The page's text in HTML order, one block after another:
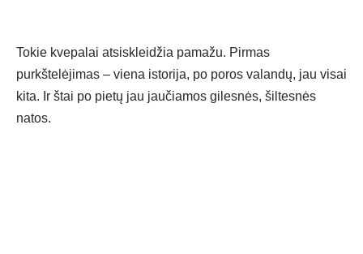
Tokie kvepalai atsiskleidžia pamažu. Pirmas
purkštelėjimas – viena istorija, po poros valandų, jau visai
kita. Ir štai po pietų jau jaučiamos gilesnės, šiltesnės
natos.